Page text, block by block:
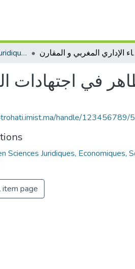
CEDoc en Sciences Juridiques, Economiques, Sociales et de Gestion (CED - SJESG) و المقارن
في اجتهادات
handle/123456789/
Sciences Juridiques, Economiques,
item page